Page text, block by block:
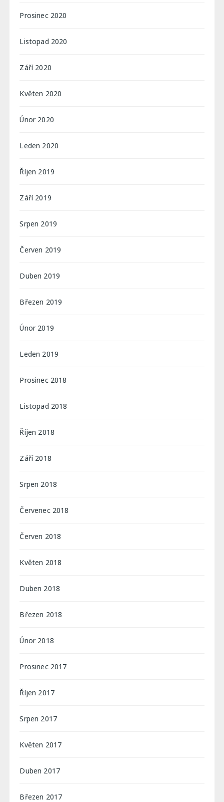
Prosinec 2020
Listopad 2020
Září 2020
Květen 2020
Únor 2020
Leden 2020
Říjen 2019
Září 2019
Srpen 2019
Červen 2019
Duben 2019
Březen 2019
Únor 2019
Leden 2019
Prosinec 2018
Listopad 2018
Říjen 2018
Září 2018
Srpen 2018
Červenec 2018
Červen 2018
Květen 2018
Duben 2018
Březen 2018
Únor 2018
Prosinec 2017
Říjen 2017
Srpen 2017
Květen 2017
Duben 2017
Březen 2017